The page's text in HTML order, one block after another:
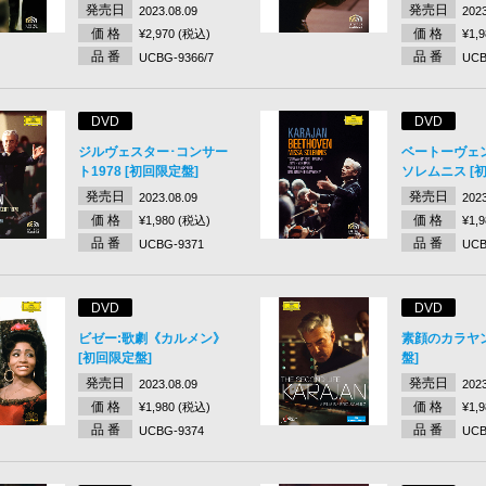
発売日 2023.08.09
価 格 ¥2,970 (税込)
品 番 UCBG-9366/7
発売日
価 格
品 番
DVD
ジルヴェスター･コンサー
ト1978 [初回限定盤]
発売日
2023.08.09
価 格 ¥1,980 (税込)
品 番 UCBG-9371
DVD
ベートーヴェ
ソレムニス [
発売日
価 格
品 番
DVD
ビゼー:歌劇《カルメン》
[初回限定盤]
発売日
2023.08.09
価 格 ¥1,980 (税込)
品 番 UCBG-9374
DVD
素顔のカラヤ
盤]
発売日
価 格
品 番